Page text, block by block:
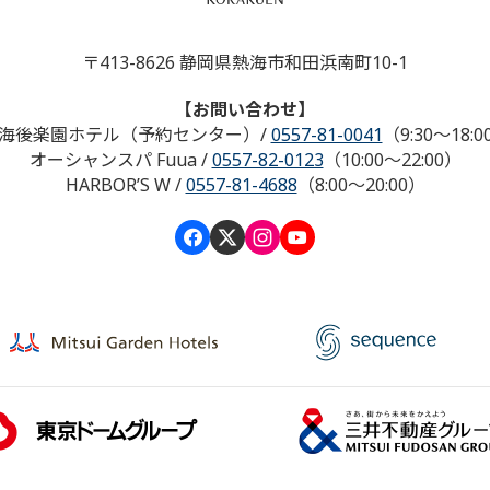
〒413-8626 静岡県熱海市和田浜南町10-1
【お問い合わせ】
後楽園ホテル（予約センター） / 0557-81-0041 （9:30～
オーシャンスパ Fuua/ 0557-82-0123（10:00～22:00）
HARBOR’S W/ 0557-81-4688 （8:00～20:00）